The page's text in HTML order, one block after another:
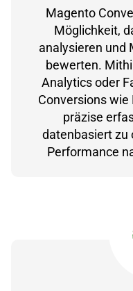
Magento
Möglichkeit,
analysieren und
bewerten.
Analytics oder
Conversions
präzise
datenbasiert zu
Performance